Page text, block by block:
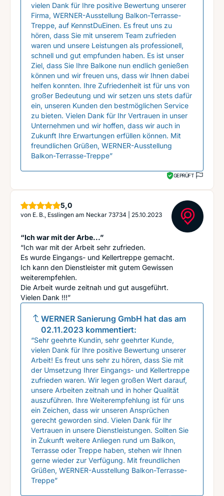
vielen Dank für Ihre positive Bewertung unserer
Firma, WERNER-Ausstellung Balkon-Terrasse-
Treppe, auf KennstDuEinen. Es freut uns zu
hören, dass Sie mit unserem Team zufrieden
waren und unsere Leistungen als professionell,
schnell und gut empfunden haben. Es ist unser
Ziel, dass Sie Ihre Balkone nun endlich genießen
können und wir freuen uns, dass wir Ihnen dabei
helfen konnten. Ihre Zufriedenheit ist für uns von
großer Bedeutung und wir setzen uns stets dafür
ein, unseren Kunden den bestmöglichen Service
zu bieten. Vielen Dank für Ihr Vertrauen in unser
Unternehmen und wir hoffen, dass wir auch in
Zukunft Ihre Erwartungen erfüllen können. Mit
freundlichen Grüßen, WERNER-Ausstellung
Balkon-Terrasse-Treppe”
GEPRÜFT
5,0Sterne
von E. B., Esslingen am Neckar 73734 25.10.2023
“Ich war mit der Arbe...”
“Ich war mit der Arbeit sehr zufrieden.
Es wurde Eingangs- und Kellertreppe gemacht.
Ich kann den Dienstleister mit gutem Gewissen
weiterempfehlen.
Die Arbeit wurde zeitnah und gut ausgeführt.
Vielen Dank !!!”
WERNER Sanierung GmbH hat das am
02.11.2023 kommentiert:
“Sehr geehrte Kundin, sehr geehrter Kunde,
vielen Dank für Ihre positive Bewertung unserer
Arbeit! Es freut uns sehr zu hören, dass Sie mit
der Umsetzung Ihrer Eingangs- und Kellertreppe
zufrieden waren. Wir legen großen Wert darauf,
unsere Arbeiten zeitnah und in hoher Qualität
auszuführen. Ihre Weiterempfehlung ist für uns
ein Zeichen, dass wir unseren Ansprüchen
gerecht geworden sind. Vielen Dank für Ihr
Vertrauen in unsere Dienstleistungen. Sollten Sie
in Zukunft weitere Anliegen rund um Balkon,
Terrasse oder Treppe haben, stehen wir Ihnen
gerne wieder zur Verfügung. Mit freundlichen
Grüßen, WERNER-Ausstellung Balkon-Terrasse-
Treppe”